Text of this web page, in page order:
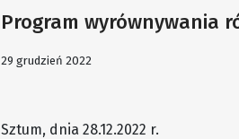
Program wyrównywania
29 grudzień 2022
Sztum, dnia 28.12.2022 r.